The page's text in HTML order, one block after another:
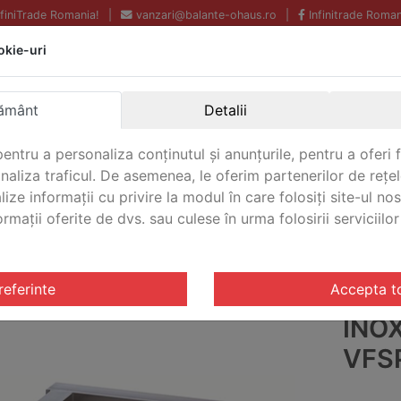
Romania! vanzari@balante-ohaus.ro Infinitrade
Echipamente profesionale
Oriunde in Romania.
CONTACT
/ Platforma paleti otel inoxidabil VFSP Ohaus VFSP-1500
uri
Detalii
a personaliza conținutul și anunțurile, pentru a oferi
traficul. De asemenea, le oferim partenerilor de
informații cu privire la modul în care folosiți site-ul
oferite de dvs. sau culese în urma folosirii serviciilor
Accepta